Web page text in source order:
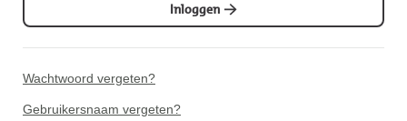
Inloggen
Wachtwoord vergeten?
Gebruikersnaam vergeten?